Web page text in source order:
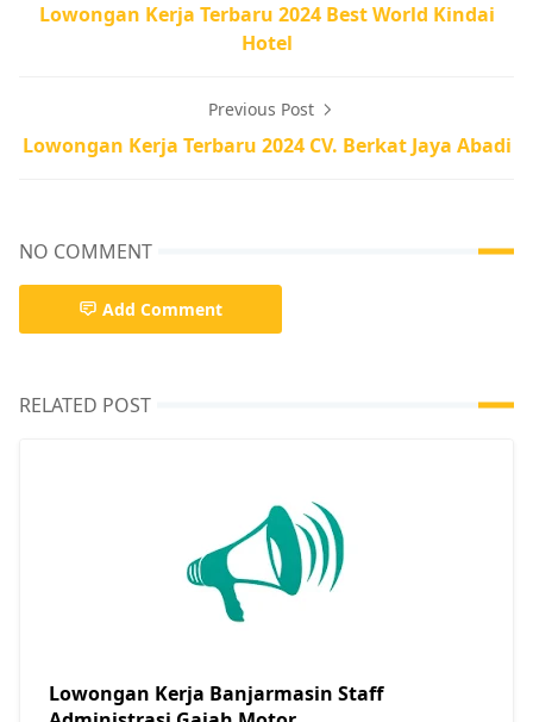
Lowongan Kerja Terbaru 2024 Best World Kindai
Hotel
Previous Post
Lowongan Kerja Terbaru 2024 CV. Berkat Jaya Abadi
NO COMMENT
Add Comment
RELATED POST
Lowongan Kerja Banjarmasin Staff